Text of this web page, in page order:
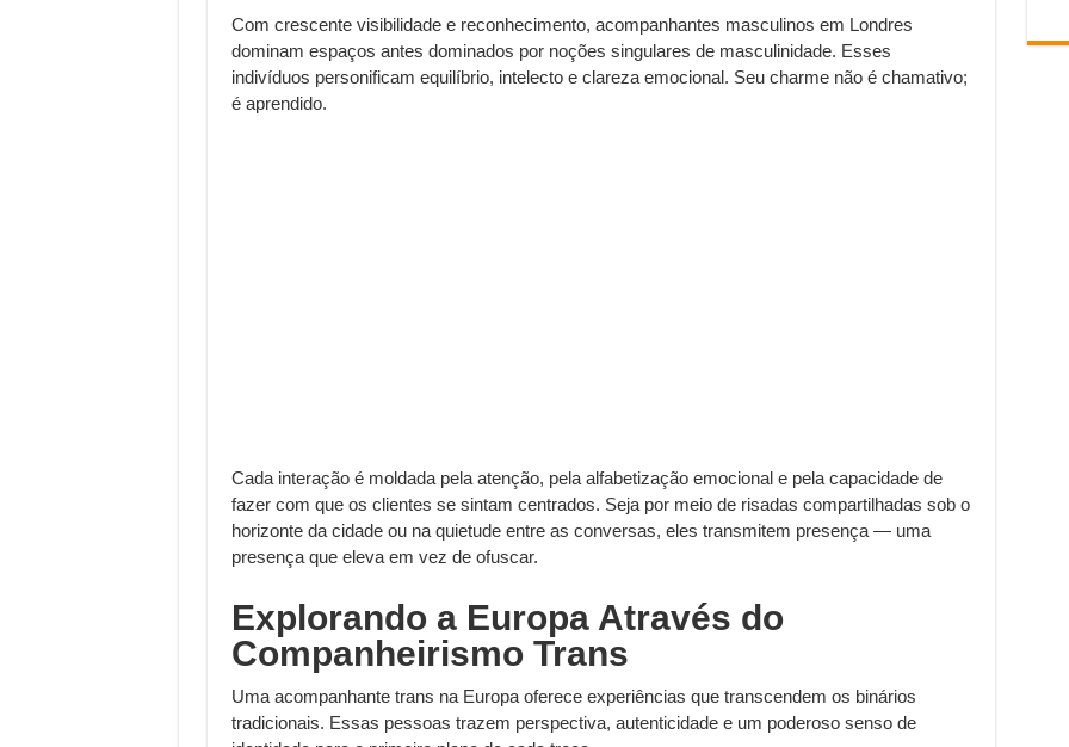
Com crescente visibilidade e reconhecimento, acompanhantes masculinos em Londres
dominam espaços antes dominados por noções singulares de masculinidade. Esses
indivíduos personificam equilíbrio, intelecto e clareza emocional. Seu charme não é chamativo;
é aprendido.
Cada interação é moldada pela atenção, pela alfabetização emocional e pela capacidade de
fazer com que os clientes se sintam centrados. Seja por meio de risadas compartilhadas sob o
horizonte da cidade ou na quietude entre as conversas, eles transmitem presença — uma
presença que eleva em vez de ofuscar.
Explorando a Europa Através do
Companheirismo Trans
Uma acompanhante trans na Europa oferece experiências que transcendem os binários
tradicionais. Essas pessoas trazem perspectiva, autenticidade e um poderoso senso de